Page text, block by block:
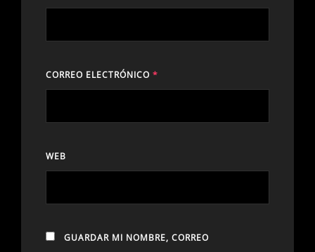
CORREO ELECTRÓNICO *
WEB
GUARDAR MI NOMBRE, CORREO